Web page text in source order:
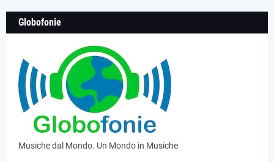
Globofonie
Musiche dal Mondo. Un Mondo in Musiche